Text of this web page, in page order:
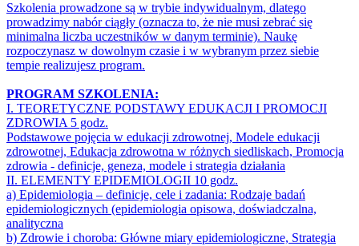
Szkolenia prowadzone są w trybie indywidualnym, dlatego
prowadzimy nabór ciągły (oznacza to, że nie musi zebrać się
minimalna liczba uczestników w danym terminie). Naukę
rozpoczynasz w dowolnym czasie i w wybranym przez siebie
tempie realizujesz program.
PROGRAM SZKOLENIA:
I. TEORETYCZNE PODSTAWY EDUKACJI I PROMOCJI
ZDROWIA 5 godz.
Podstawowe pojęcia w edukacji zdrowotnej, Modele edukacji
zdrowotnej, Edukacja zdrowotna w różnych siedliskach, Promocja
zdrowia - definicje, geneza, modele i strategia działania
II. ELEMENTY EPIDEMIOLOGII 10 godz.
a) Epidemiologia – definicje, cele i zadania: Rodzaje badań
epidemiologicznych (epidemiologia opisowa, doświadczalna,
analityczna
b) Zdrowie i choroba: Główne miary epidemiologiczne, Strategia